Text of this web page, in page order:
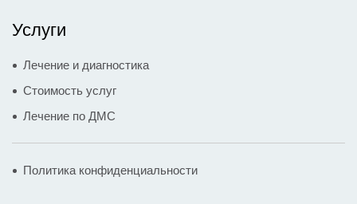
Услуги
Лечение и диагностика
Стоимость услуг
Лечение по ДМС
Политика конфиденциальности